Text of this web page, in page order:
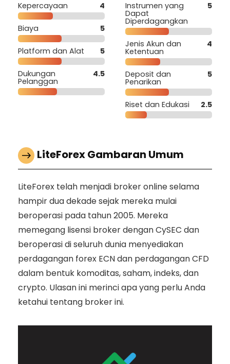
Kepercayaan 4
Biaya 5
Platform dan Alat 5
Dukungan
Pelanggan
4.5
Instrumen yang
Dapat
Diperdagangkan
5
Jenis Akun dan
Ketentuan
4
Deposit dan
Penarikan
5
Riset dan Edukasi 2.5
LiteForex Gambaran Umum
LiteForex telah menjadi broker online selama
hampir dua dekade sejak mereka mulai
beroperasi pada tahun 2005. Mereka
memegang lisensi broker dengan CySEC dan
beroperasi di seluruh dunia menyediakan
perdagangan forex ECN dan perdagangan CFD
dalam bentuk komoditas, saham, indeks, dan
crypto. Ulasan ini merinci apa yang perlu Anda
ketahui tentang broker ini.